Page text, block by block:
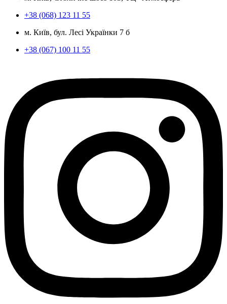
+38 (068) 123 11 55
м. Київ, бул. Лесі Українки 7 б
+38 (067) 100 11 55